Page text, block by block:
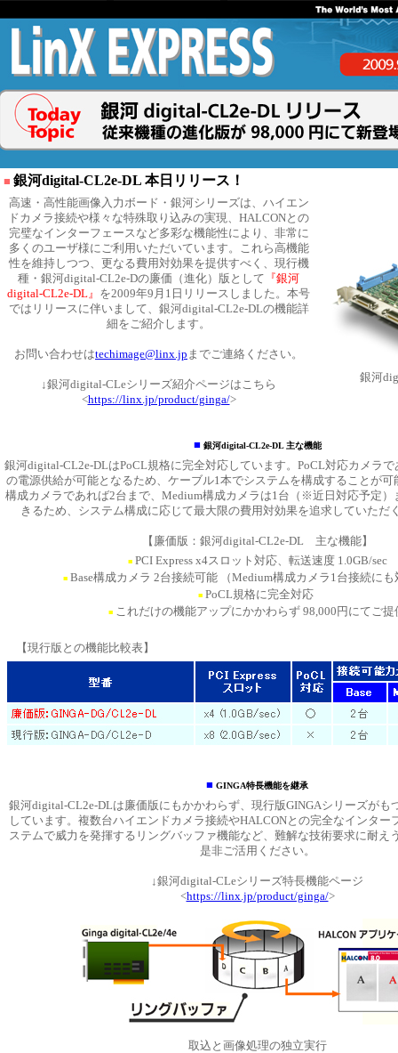
■ 銀河digital-CL2e-DL 本日リリース！
高速・高性能画像入力ボード・銀河シリーズは、ハイエン
ドカメラ接続や様々な特殊取り込みの実現、HALCONとの
完璧なインターフェースなど多彩な機能性により、非常に
多くのユーザ様にご利用いただいています。 これら高機能
性を維持しつつ、更なる費用対効果を提供すべく、現行機
種・銀河digital-CL2e-Dの廉価（進化）版として 『銀河
digital-CL2e-DL』 を2009年9月1日リリースしました。本号
ではリリースに伴いまして、銀河digital-CL2e-DLの機能詳
細をご紹介します。
お問い合わせはtechimage@linx.jp までご連絡ください。
↓銀河digital-CLeシリーズ紹介ページはこちら
<https://linx.jp/product/ginga/>
銀河
■ 銀河digital-CL2e-DL 主な機能
銀河digital-CL2e-DLはPoCL規格に完全対応しています。PoCL対応カメラ
の電源供給が可能となるため、ケーブル1本でシステムを構成することが可
構成カメラであれば2台まで、Medium構成カメラは1台（※近日対応予定）
きるため、システム構成に応じて最大限の費用対効果を追求していただ
【廉価版：銀河digital-CL2e-DL 主な機能】
■PCI Express x4スロット対応、転送速度 1.0GB/sec
■Base構成カメラ 2台接続可能 （Medium構成カメラ1台接続にも
■ PoCL規格に完全対応
■ これだけの機能アップにかかわらず 98,000円にてご提
【現行版との機能比較表】
■ GINGA特長機能を継承
銀河digital-CL2e-DLは廉価版にもかかわらず、現行版GINGAシリーズがも
しています。複数台ハイエンドカメラ接続やHALCONとの完全なインター
ステムで威力を発揮するリングバッファ機能など、難解な技術要求に耐え
是非ご活用ください。
↓銀河digital-CLeシリーズ特長機能ページ
<https://linx.jp/product/ginga/>
取込と画像処理の独立実行